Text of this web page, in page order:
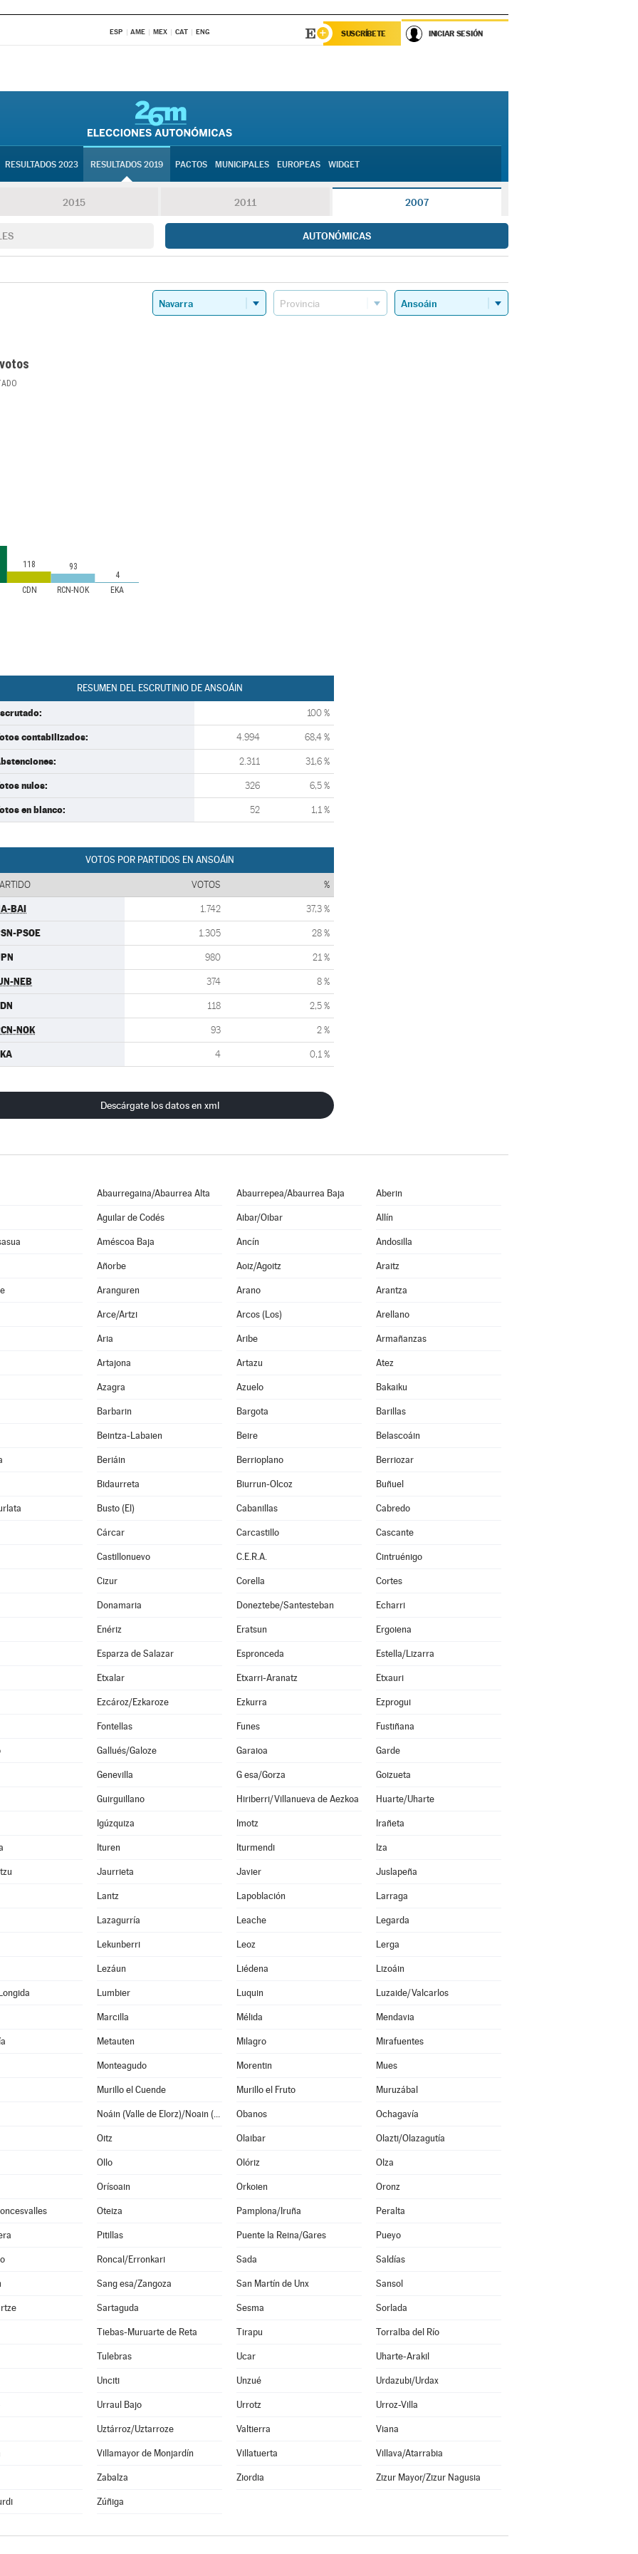
ESP AME MEX CAT ENG SUSCRÍBETE INICIAR SESIÓN
RESULTADOS 2023 RESULTADOS 2019 PACTOS MUNICIPALES EUROPEAS WIDGET
2015 2011 2007
AUTONÓMICAS
CDN RCN-NOK EKA
118
93
4
RESUMEN DEL ESCRUTINIO DE ANSOÁIN
100 %
contabilizados: 4.994 68,4 %
2.311 31,6 %
nulos: 326 6,5 %
en blanco: 52 1,1 %
VOTOS POR PARTIDOS EN ANSOÁIN
VOTOS %
BAI 1.742 37,3 %
PSOE 1.305 28 %
980 21 %
NEB 374 8 %
118 2,5 %
NOK 93 2 %
4 0,1 %
Descárgate los datos en xml
Abaurregaina/Abaurrea Alta Abaurrepea/Abaurrea Baja Aberin
Aguilar de Codés Aibar/Oibar Allín
Améscoa Baja Ancín Andosilla
Añorbe Aoiz/Agoitz Araitz
Aranguren Arano Arantza
Arce/Artzi Arcos (Los) Arellano
Aria Aribe Armañanzas
Artajona Artazu Atez
Azagra Azuelo Bakaiku
Barbarin Bargota Barillas
Beintza-Labaien Beire Belascoáin
Beriáin Berrioplano Berriozar
Bidaurreta Biurrun-Olcoz Buñuel
Busto (El) Cabanillas Cabredo
Cárcar Carcastillo Cascante
Castillonuevo C.E.R.A. Cintruénigo
Cizur Corella Cortes
Donamaria Doneztebe/Santesteban Echarri
Enériz Eratsun Ergoiena
Esparza de Salazar Espronceda Estella/Lizarra
Etxalar Etxarri-Aranatz Etxauri
Ezcároz/Ezkaroze Ezkurra Ezprogui
Fontellas Funes Fustiñana
Gallués/Galoze Garaioa Garde
Genevilla G esa/Gorza Goizueta
Guirguillano Hiriberri/Villanueva de Aezkoa Huarte/Uharte
Igúzquiza Imotz Irañeta
Ituren Iturmendi Iza
Jaurrieta Javier Juslapeña
Lantz Lapoblación Larraga
Lazagurría Leache Legarda
Lekunberri Leoz Lerga
Lezáun Liédena Lizoáin
Lumbier Luquin Luzaide/Valcarlos
Marcilla Mélida Mendavia
Metauten Milagro Mirafuentes
Monteagudo Morentin Mues
Murillo el Cuende Murillo el Fruto Muruzábal
Noáin (Valle de Elorz)/Noain (Elortzibar) Obanos Ochagavía
Oitz Olaibar Olazti/Olazagutía
Ollo Olóriz Olza
Orísoain Orkoien Oronz
Oteiza Pamplona/Iruña Peralta
Pitillas Puente la Reina/Gares Pueyo
Roncal/Erronkari Sada Saldías
Sang esa/Zangoza San Martín de Unx Sansol
Sartaguda Sesma Sorlada
Tiebas-Muruarte de Reta Tirapu Torralba del Río
Tulebras Ucar Uharte-Arakil
Unciti Unzué Urdazubi/Urdax
Urraul Bajo Urrotz Urroz-Villa
Uztárroz/Uztarroze Valtierra Viana
Villamayor de Monjardín Villatuerta Villava/Atarrabia
Zabalza Ziordia Zizur Mayor/Zizur Nagusia
Zúñiga